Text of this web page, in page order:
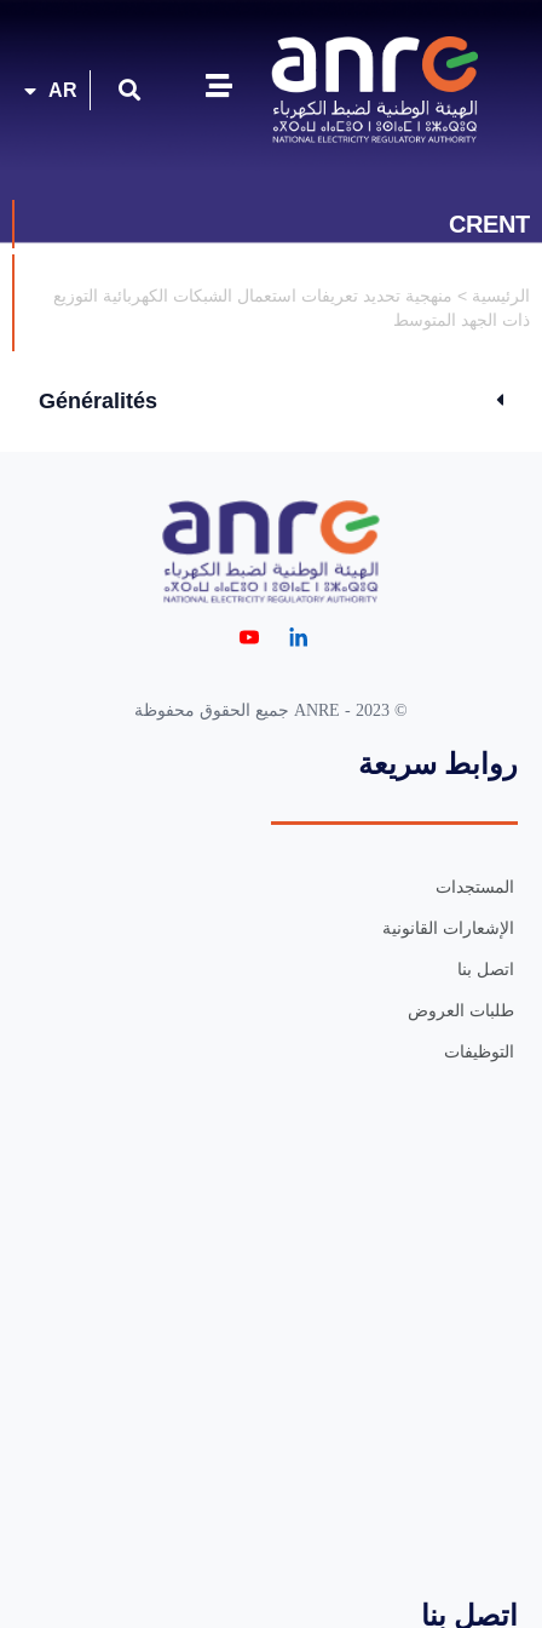
AR
EN
CRENT
الرئيسية > منهجية تحديد تعريفات استعمال الشبكات الكهربائية التوزيع
ذات الجهد المتوسط
Généralités
© 2023 - ANRE جميع الحقوق محفوظة
روابط سريعة
المستجدات
الإشعارات القانونية
اتصل بنا
طلبات العروض
التوظيفات
اتصل بنا